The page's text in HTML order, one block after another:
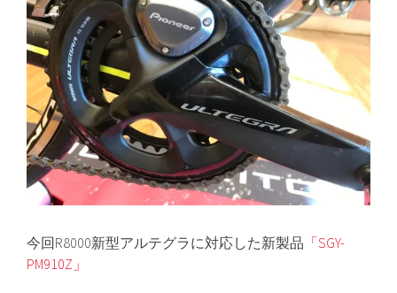
今回R8000新型アルテグラに対応した新製品 「SGY-
PM910Z」